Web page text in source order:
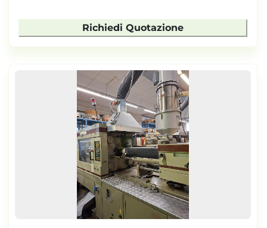
Richiedi Quotazione